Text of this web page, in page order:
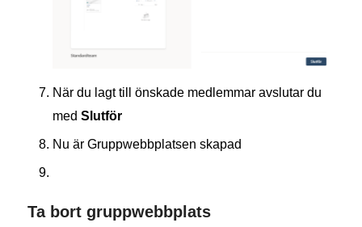
När du lagt till önskade medlemmar avslutar du
med Slutför
Nu är Gruppwebbplatsen skapad
Ta bort gruppwebbplats